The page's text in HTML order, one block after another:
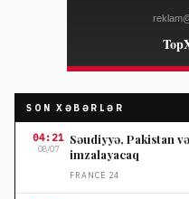
SON XƏBƏRLƏR
04:21
08/07
Səudiyyə, Pakistan
imzalayacaq
FRANCE 24